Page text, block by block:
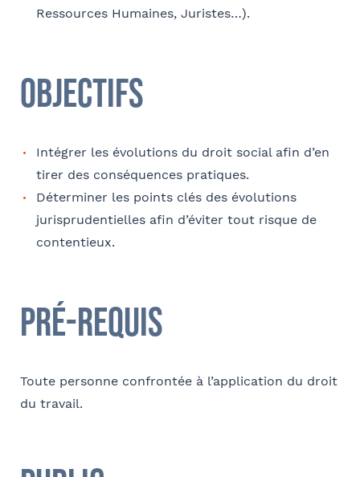
Ressources Humaines, Juristes…).
Objectifs
Intégrer les évolutions du droit social afin d’en
tirer des conséquences pratiques.
Déterminer les points clés des évolutions
jurisprudentielles afin d’éviter tout risque de
contentieux.
Pré-requis
Toute personne confrontée à l’application du droit
du travail.
Contact au service formation pour toute précision
Téléphone